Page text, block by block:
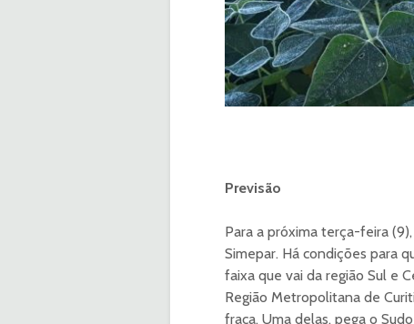
Previsão
Para a próxima terça-feira
Simepar. Há condições para
faixa que vai da região Sul e
Região Metropolitana de
fraca. Uma delas, pega o